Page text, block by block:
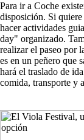
Para ir a Coche
disposición. Si
hacer actividades
day" organizado.
realizar el paseo por
es en un peñero que
hará el traslado de
comida, transporte y